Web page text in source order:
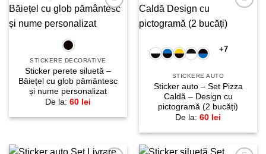
STICKERE DECORATIVE
Sticker perete siluetă –
Băiețel cu glob pământesc
și nume personalizat
De la: 60 lei
+7
STICKERE AUTO
Sticker auto – Set Pizza
Caldă – Design cu
pictogramă (2 bucăți)
De la: 60 lei